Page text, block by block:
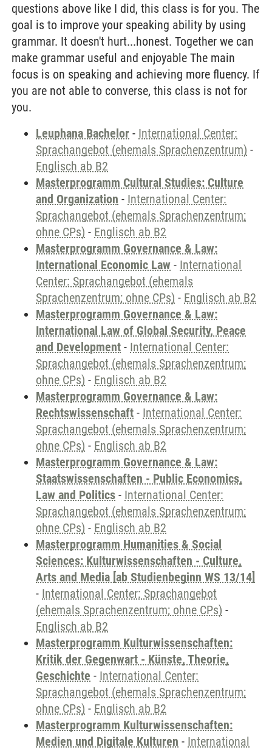
questions above like I did, this class is for you. The
goal is to improve your speaking ability by using
grammar. It doesn't hurt...honest. Together we can
make grammar useful and enjoyable The main
focus is on speaking and achieving more fluency. If
you are not able to converse, this class is not for
you.
Leuphana Bachelor - International Center:
Sprachangebot (ehemals Sprachenzentrum) -
Englisch ab B2
Masterprogramm Cultural Studies: Culture
and Organization - International Center:
Sprachangebot (ehemals Sprachenzentrum;
ohne CPs) - Englisch ab B2
Masterprogramm Governance & Law:
International Economic Law - International
Center: Sprachangebot (ehemals
Sprachenzentrum; ohne CPs) - Englisch ab B2
Masterprogramm Governance & Law:
International Law of Global Security, Peace
and Development - International Center:
Sprachangebot (ehemals Sprachenzentrum;
ohne CPs) - Englisch ab B2
Masterprogramm Governance & Law:
Rechtswissenschaft - International Center:
Sprachangebot (ehemals Sprachenzentrum;
ohne CPs) - Englisch ab B2
Masterprogramm Governance & Law:
Staatswissenschaften - Public Economics,
Law and Politics - International Center:
Sprachangebot (ehemals Sprachenzentrum;
ohne CPs) - Englisch ab B2
Masterprogramm Humanities & Social
Sciences: Kulturwissenschaften - Culture,
Arts and Media [ab Studienbeginn WS 13/14]
- International Center: Sprachangebot
(ehemals Sprachenzentrum; ohne CPs) -
Englisch ab B2
Masterprogramm Kulturwissenschaften:
Kritik der Gegenwart - Künste, Theorie,
Geschichte - International Center:
Sprachangebot (ehemals Sprachenzentrum;
ohne CPs) - Englisch ab B2
Masterprogramm Kulturwissenschaften:
Medien und Digitale Kulturen - International